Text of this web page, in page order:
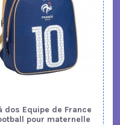
dos Equipe de France
pour maternelle